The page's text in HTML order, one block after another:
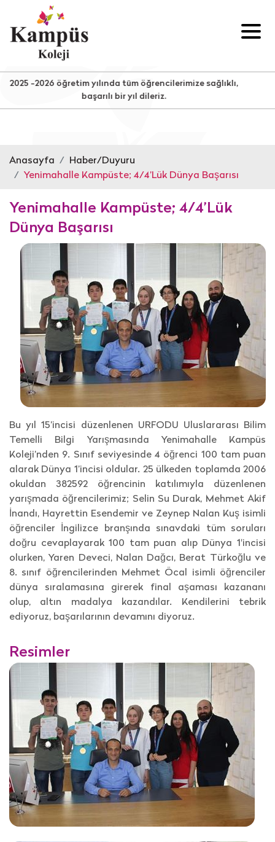
-2026 öğretim yılında tüm öğrencilerimize sağlıklı,
başarılı bir yıl dileriz.
Anasayfa
Haber/Duyuru
Yenimahalle Kampüste; 4/4’Lük Dünya Başarısı
Yenimahalle Kampüste; 4/4’Lük
Dünya Başarısı
Bu yıl 15’incisi düzenlenen URFODU Uluslararası Bilim
Temelli Bilgi Yarışmasında Yenimahalle Kampüs
Koleji’nden 9. Sınıf seviyesinde 4 öğrenci 100 tam puan
alarak Dünya 1’incisi oldular. 25 ülkeden toplamda 2006
okuldan 382592 öğrencinin katılımıyla düzenlenen
yarışmada öğrencilerimiz; Selin Su Durak, Mehmet Akif
İnandı, Hayrettin Esendemir ve Zeynep Nalan Kuş isimli
öğrenciler İngilizce branşında sınavdaki tüm soruları
doğru cevaplayarak 100 tam puan alıp Dünya 1'incisi
olurken, Yaren Deveci, Nalan Dağcı, Berat Türkoğlu ve
8. sınıf öğrencilerinden Mehmet Öcal isimli öğrenciler
dünya sıralamasına girerek final aşaması kazananı
olup, altın madalya kazandılar. Kendilerini tebrik
ediyoruz, başarılarının devamını diyoruz.
Resimler